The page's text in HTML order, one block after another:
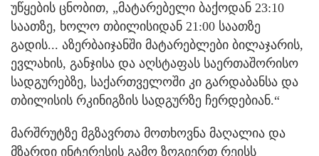
უწყების ცნობით, „მატარებელი ბაქოდან 23:10
საათზე, ხოლო თბილისიდან 21:00 საათზე
გადის... აზერბაიჯანში მატარებლები ბილაჯარის,
ევლახის, განჯისა და აღსტაფას საერთაშორისო
სადგურებზე, საქართველოში კი გარდაბანსა და
თბილისის რკინიგზის სადგურზე ჩერდებიან.“
მარშრუტზე მგზავრთა მოთხოვნა მაღალია და
მზარდი ინტერესის გამო ზოგიერთ რეისს